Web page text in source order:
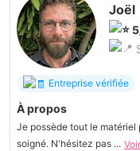
Joël
Entreprise vérifiée
À propos
Je possède tout le
soigné. N'hésitez pas ...